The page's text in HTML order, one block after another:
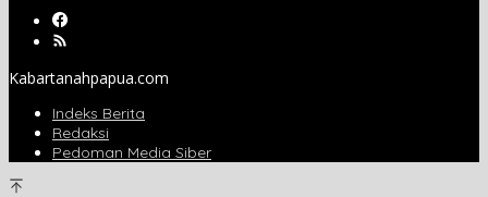
Kabartanahpapua.com
Indeks Berita
Redaksi
Pedoman Media Siber